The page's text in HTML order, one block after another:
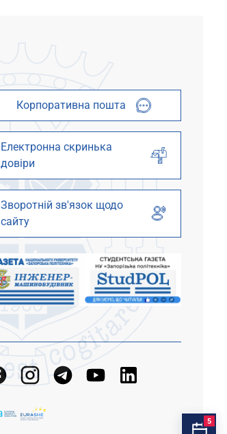
Корпоративна пошта
Електронна скринька
довіри
Зворотній зв'язок щодо
сайту
5